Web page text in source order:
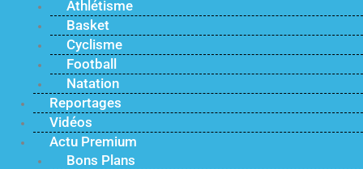
Athlétisme
Basket
Cyclisme
Football
Natation
Reportages
Vidéos
Actu Premium
Bons Plans